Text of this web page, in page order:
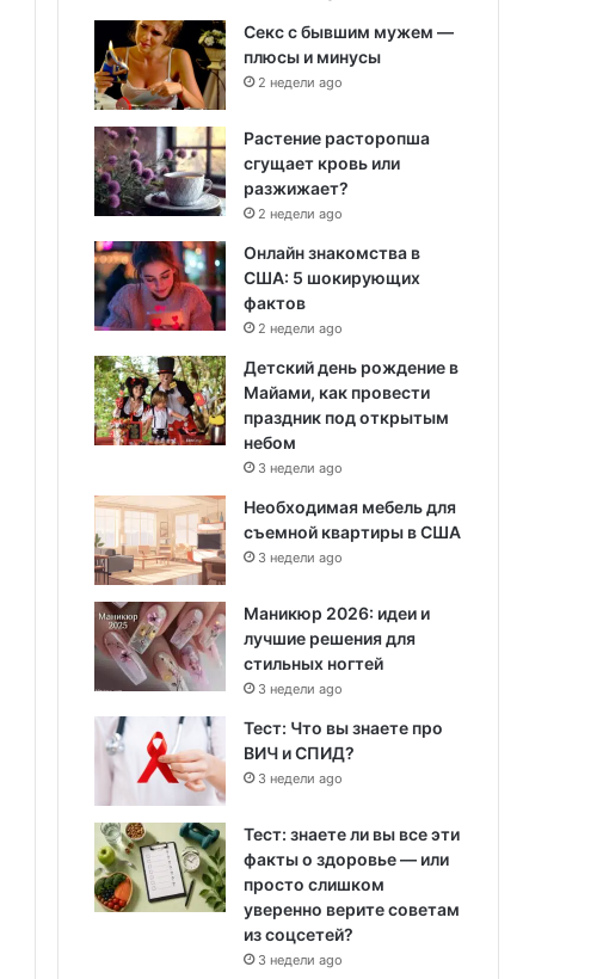
Секс с бывшим мужем —
плюсы и минусы
2 недели ago
Растение расторопша
сгущает кровь или
разжижает?
2 недели ago
Онлайн знакомства в
США: 5 шокирующих
фактов
2 недели ago
Детский день рождение в
Майами, как провести
праздник под открытым
небом
3 недели ago
Необходимая мебель для
съемной квартиры в США
3 недели ago
Маникюр 2026: идеи и
лучшие решения для
стильных ногтей
3 недели ago
Тест: Что вы знаете про
ВИЧ и СПИД?
3 недели ago
Тест: знаете ли вы все эти
факты о здоровье — или
просто слишком
уверенно верите советам
из соцсетей?
3 недели ago